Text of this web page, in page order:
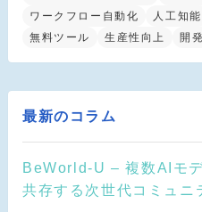
ワークフロー自動化
人工知能
無料ツール
生産性向上 開
最新のコラム
BeWorld-U – 複数AIモ
共存する次世代コミュニ